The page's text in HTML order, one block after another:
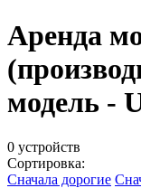
Аренда
модель -
0 устройств
Сортировка:
Сначала дорогие